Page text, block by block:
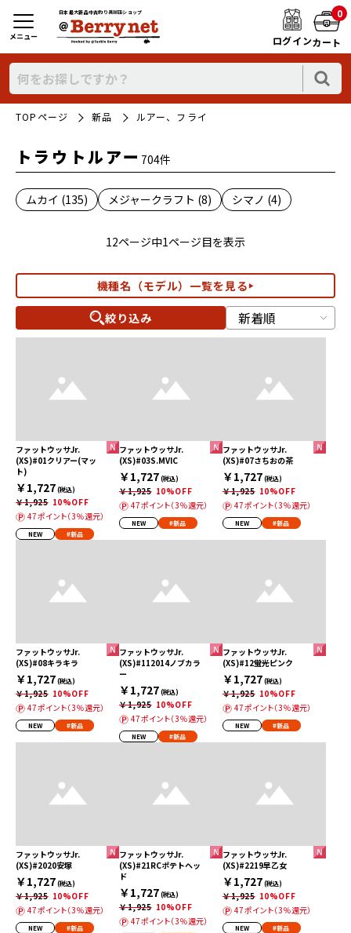
日本最大新品中古釣り具WEBショップ
ログイン
0
カート
メニュー
TOPページ 新品 ルアー、フライ
トラウトルアー 704件
ムカイ (135) メジャークラフト (8) シマノ (4)
12ページ中1ページ目を表示
機種名（モデル）一覧を見る
絞り込み
ファットウッサJr.
(XS)#01クリアー(マッ
ト)
￥1,727(税込)
￥1,925 10%OFF
47ポイント（3％還元）
NEW #新品
ファットウッサJr.
(XS)#03S.MVIC
￥1,727(税込)
￥1,925 10%OFF
47ポイント（3％還元）
NEW #新品
ファットウッサJr.
(XS)#07さちおの茶
￥1,727(税込)
￥1,925 10%OFF
47ポイント（3％還元）
NEW #新品
ファットウッサJr.
(XS)#08キラキラ
￥1,727(税込)
￥1,925 10%OFF
47ポイント（3％還元）
NEW #新品
ファットウッサJr.
(XS)#112014ノブカラ
ー
￥1,727(税込)
￥1,925 10%OFF
47ポイント（3％還元）
NEW #新品
ファットウッサJr.
(XS)#12蛍光ピンク
￥1,727(税込)
￥1,925 10%OFF
47ポイント（3％還元）
NEW #新品
ファットウッサJr.
(XS)#2020安塚
￥1,727(税込)
￥1,925 10%OFF
47ポイント（3％還元）
NEW #新品
ファットウッサJr.
(XS)#21RCポテトヘッ
ド
￥1,727(税込)
￥1,925 10%OFF
47ポイント（3％還元）
ファットウッサJr.
(XS)#2219早乙女
￥1,727(税込)
￥1,925 10%OFF
47ポイント（3％還元）
NEW #新品